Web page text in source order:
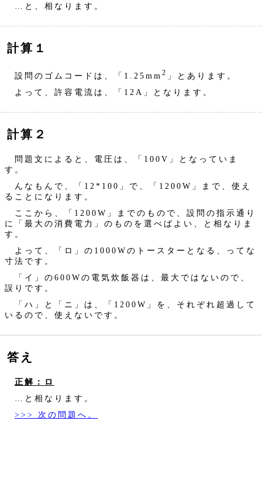
…と、相なります。
計算１
設問のゴムコードは、「1.25mm 2 」とあります。
よって、許容電流は、「12A」となります。
計算２
問題文によると、電圧は、「100V」となっていま
す。
んなもんで、「12*100」で、「1200W」まで、使え
ることになります。
ここから、「1200W」までのもので、設問の指示通り
に「最大の消費電力」のものを選べばよい、と相なりま
す。
よって、「ロ」の1000Wのトースターとなる、ってな
寸法です。
「イ」の600Wの電気炊飯器は、最大ではないので、
誤りです。
「ハ」と「ニ」は、「1200W」を、それぞれ超過して
いるので、使えないです。
答え
正解：ロ
…と相なります。
>>> 次の問題へ。